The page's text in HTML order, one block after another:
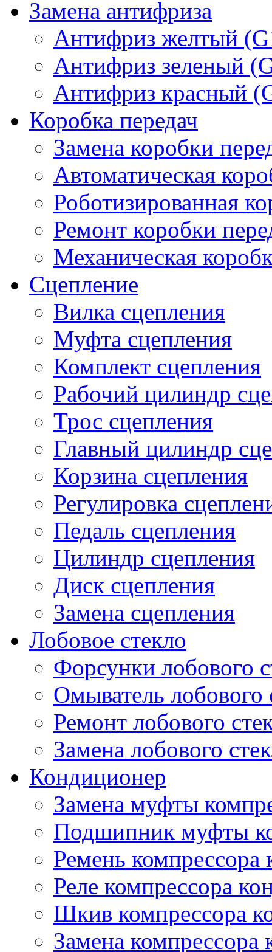
Замена антифриза
Антифриз желтый
Антифриз зеленый
Антифриз красный
Коробка передач
Замена коробки
Автоматическая
Роботизированная
Ремонт коробки
Механическая
Сцепление
Вилка сцепления
Муфта сцепления
Комплект сцепления
Рабочий цилиндр
Трос сцепления
Главный цилиндр
Корзина сцепления
Регулировка
Педаль сцепления
Цилиндр сцепления
Диск сцепления
Замена сцепления
Лобовое стекло
Форсунки лобового
Омыватель лобового
Ремонт лобового
Замена лобового
Кондиционер
Замена муфты
Подшипник муфты
Ремень компрессора
Реле компрессора
Шкив компрессора
Замена компрессора